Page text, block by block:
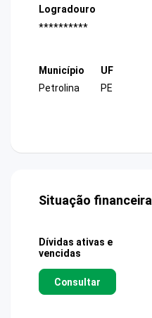
Logradouro
**********
Município
Petrolina
UF
PE
Situação financeira
Dívidas ativas e
vencidas
Consultar